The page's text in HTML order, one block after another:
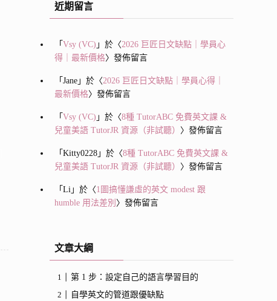
近期留言
「 Vsy (VC) 」於〈2026 巨匠日文缺點｜學員心
得｜最新價格〉發佈留言
「 Jane 」於〈2026 巨匠日文缺點｜學員心得｜
最新價格〉發佈留言
「 Vsy (VC) 」於〈8種 TutorABC 免費英文課 &
兒童美語 TutorJR 資源（非試聽） 〉發佈留言
「 Kitty0228 」於〈8種 TutorABC 免費英文課 &
兒童美語 TutorJR 資源（非試聽） 〉發佈留言
「 Li 」於〈1圖搞懂謙虛的英文 modest 跟
humble 用法差別 〉發佈留言
文章大綱
第 1 步：設定自己的語言學習目的
自學英文的管道跟優缺點